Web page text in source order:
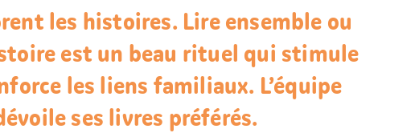
les histoires. Lire ensemble ou
est un beau rituel qui stimule
les liens familiaux. L’équipe
ses livres préférés.